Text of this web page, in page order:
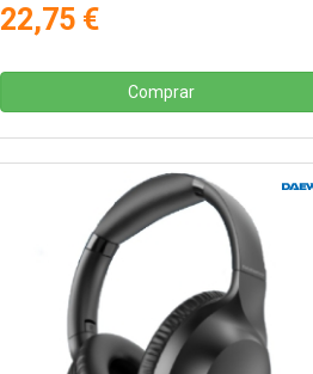
22,75 €
Comprar